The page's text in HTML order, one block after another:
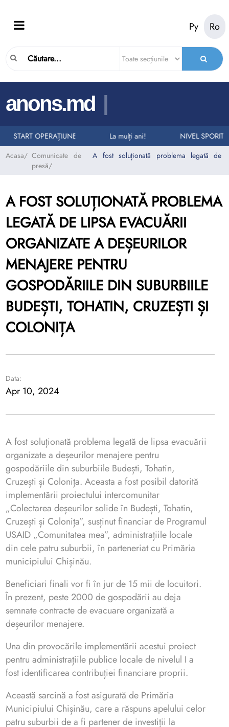
Ру Ro
anons.md |
LA NUMĂRUL UNIC DE URGENȚĂ 112
AUTO
START OPERAȚIUNEA „TAXI” La mulți ani!
NIVEL SPORIT
Acasa/ Comunicate de
presă/
A fost soluționată problema legată de
A FOST SOLUȚIONATĂ PROBLEMA
LEGATĂ DE LIPSA EVACUĂRII
ORGANIZATE A DEȘEURILOR
MENAJERE PENTRU
GOSPODĂRIILE DIN SUBURBIILE
BUDEȘTI, TOHATIN, CRUZEȘTI ȘI
COLONIȚA
Data:
Apr 10, 2024
A fost soluționată problema legată de lipsa evacuării
organizate a deșeurilor menajere pentru
gospodăriile din suburbiile Budești, Tohatin,
Cruzești și Colonița. Aceasta a fost posibil datorită
implementării proiectului intercomunitar
„Colectarea deșeurilor solide în Budești, Tohatin,
Cruzești și Colonița”, susținut financiar de Programul
USAID „Comunitatea mea”, administrațiile locale
din cele patru suburbii, în parteneriat cu Primăria
municipiului Chișinău.
Beneficiari finali vor fi în jur de 15 mii de locuitori.
În prezent, peste 2000 de gospodării au deja
semnate contracte de evacuare organizată a
deșeurilor menajere.
Una din provocările implementării acestui proiect
pentru administrațiile publice locale de nivelul I a
fost identificarea contribuției financiare proprii.
Această sarcină a fost asigurată de Primăria
Municipiului Chișinău, care a răspuns apelului celor
patru suburbii de a fi partener de investiții la